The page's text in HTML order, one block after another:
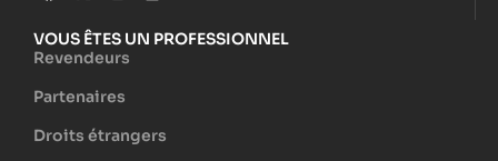
VOUS ÊTES UN PROFESSIONNEL
Revendeurs
Partenaires
Droits étrangers